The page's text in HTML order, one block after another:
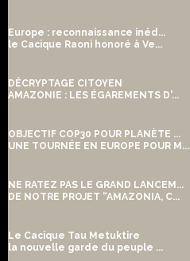
Europe : reconnaissance inéd...
le Cacique Raoni honoré à Ve...
DÉCRYPTAGE CITOYEN
AMAZONIE : LES ÉGAREMENTS D'...
OBJECTIF COP30 POUR PLANÈTE ...
UNE TOURNÉE EN EUROPE POUR M...
NE RATEZ PAS LE GRAND LANCEM...
DE NOTRE PROJET “AMAZONIA, C...
Le Cacique Tau Metuktire
la nouvelle garde du peuple ...